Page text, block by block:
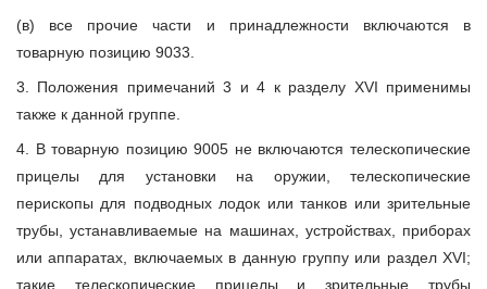
(в) все прочие части и принадлежности включаются в
товарную позицию 9033.
3. Положения примечаний 3 и 4 к разделу XVI применимы
также к данной группе.
4. В товарную позицию 9005 не включаются телескопические
прицелы для установки на оружии, телескопические
перископы для подводных лодок или танков или зрительные
трубы, устанавливаемые на машинах, устройствах, приборах
или аппаратах, включаемых в данную группу или раздел XVI;
такие телескопические прицелы и зрительные трубы